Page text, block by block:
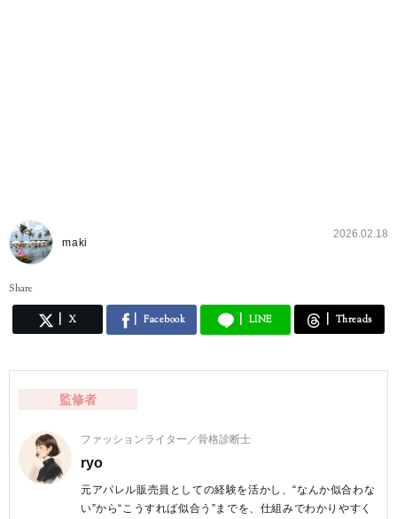
maki
2026.02.18
Share
X Facebook LINE Threads
監修者
ファッションライター／骨格診断士
ryo
元アパレル販売員としての経験を活かし、“なんか似合わな
い”から“こうすれば似合う”までを、仕組みでわかりやすく